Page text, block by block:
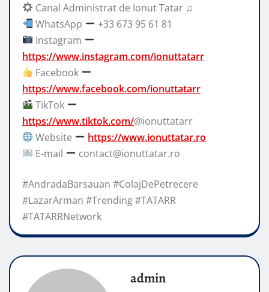
Canal Administrat de Ionut Tatar ♫
WhatsApp
+33 673 95 61 81
Instagram
https://www.instagram.com/ionuttatarr
Facebook
https://www.facebook.com/ionuttatarr
TikTok
https://www.tiktok.com/@ionuttatarr
Website
https://www.ionuttatar.ro
E-mail
contact@ionuttatar.ro
#AndradaBarsauan #ColajDePetrecere
#LazarArman #Trending #TATARR
#TATARRNetwork
admin